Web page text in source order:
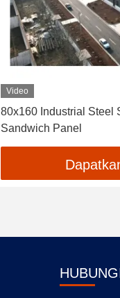
Video
80x160 Industrial Steel
Sandwich Panel